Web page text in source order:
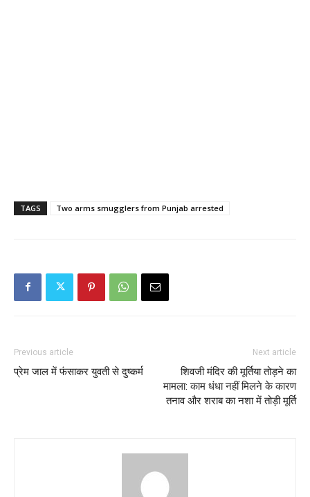
TAGS Two arms smugglers from Punjab arrested
Previous article
प्रेम जाल में फंसाकर युवती से दुष्कर्म
Next article
शिवजी मंदिर की मूर्तिया तोड़ने का
मामला: काम धंधा नहीं मिलने के कारण
तनाव और शराब का नशा में तोड़ी मूर्ति